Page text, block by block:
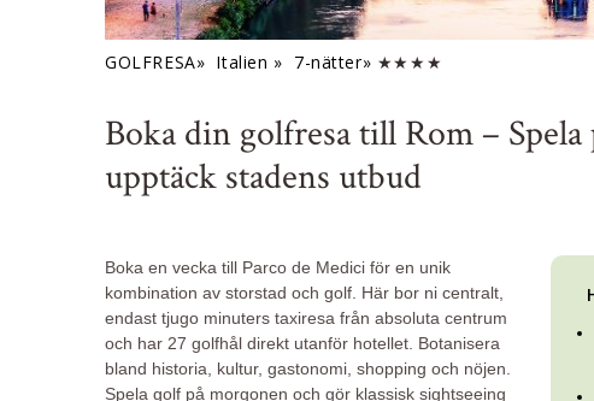
GOLFRESA» Italien » 7-nätter» ★★★★
Boka din golfresa till Rom –
upptäck stadens utbud
Boka en vecka till Parco de Medici för en unik
kombination av storstad och golf. Här bor ni centralt,
endast tjugo minuters taxiresa från absoluta centrum
och har 27 golfhål direkt utanför hotellet. Botanisera
bland historia, kultur, gastonomi, shopping och nöjen.
Spela golf på morgonen och gör klassisk sightseeing